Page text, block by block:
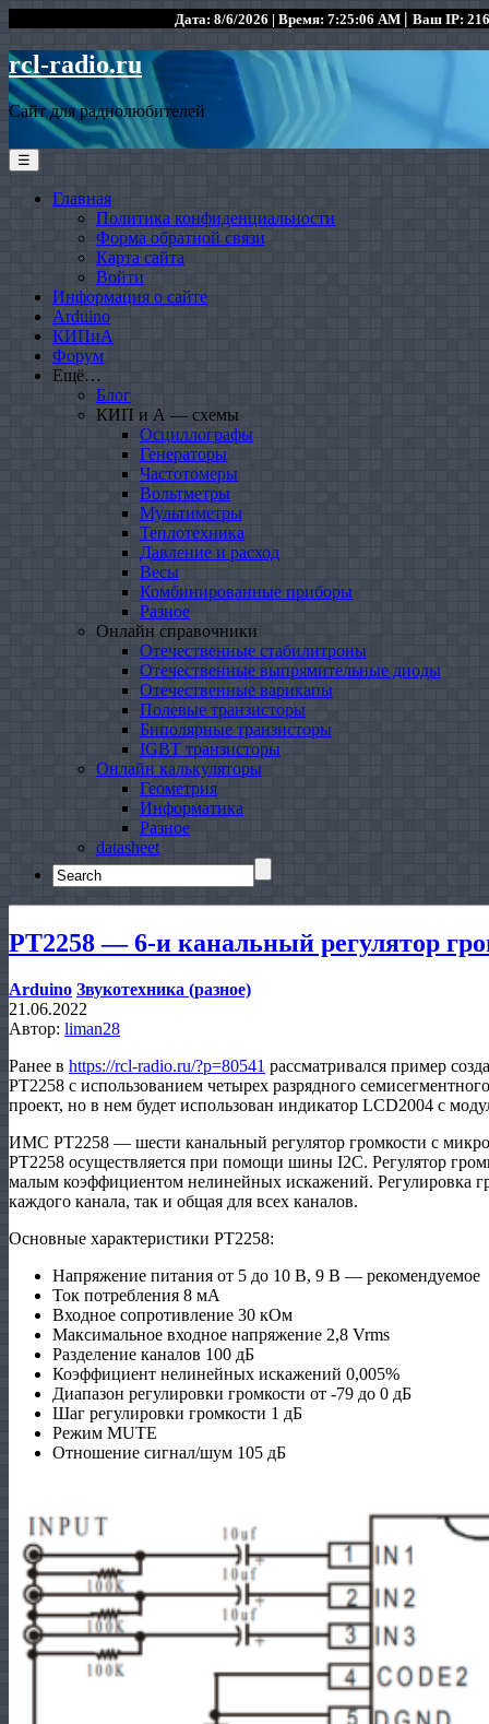
Дата: 8/6/2026 | Время: 7:25:06 AM | Ваш IP:
rcl-radio.ru
Сайт для радиолюбителей
☰
Главная
Политика конфиденциальности
Форма обратной связи
Карта сайта
Войти
Информация о сайте
Arduino
КИПиА
Форум
Ещё…
Блог
КИП и А — схемы
Осциллографы
Генераторы
Частотомеры
Вольтметры
Мультиметры
Теплотехника
Давление и расход
Весы
Комбинированные приборы
Разное
Онлайн справочники
Отечественные стабилитроны
Отечественные выпрямительные диоды
Отечественные варикапы
Полевые транзисторы
Биполярные транзисторы
IGBT транзисторы
Онлайн калькуляторы
Геометрия
Информатика
Разное
datasheet
Search
for:
PT2258 — 6-и канальный регулятор
Arduino Звукотехника (разное)
21.06.2022
Автор: liman28
Ранее в https://rcl-radio.ru/?p=80541 рассматривался пример
PT2258 с использованием четырех разрядного
проект, но в нем будет использован индикатор LCD2004 c
ИМС PT2258 — шести канальный регулятор громкости с
PT2258 осуществляется при помощи шины I2C. Регулятор
малым коэффициентом нелинейных искажений. Регулировка
каждого канала, так и общая для всех каналов.
Основные характеристики PT2258:
Напряжение питания от 5 до 10 В, 9 В — рекомендуемое
Ток потребления 8 мА
Входное сопротивление 30 кОм
Максимальное входное напряжение 2,8 Vrms
Разделение каналов 100 дБ
Коэффициент нелинейных искажений 0,005%
Диапазон регулировки громкости от -79 до 0 дБ
Шаг регулировки громкости 1 дБ
Режим MUTE
Отношение сигнал/шум 105 дБ